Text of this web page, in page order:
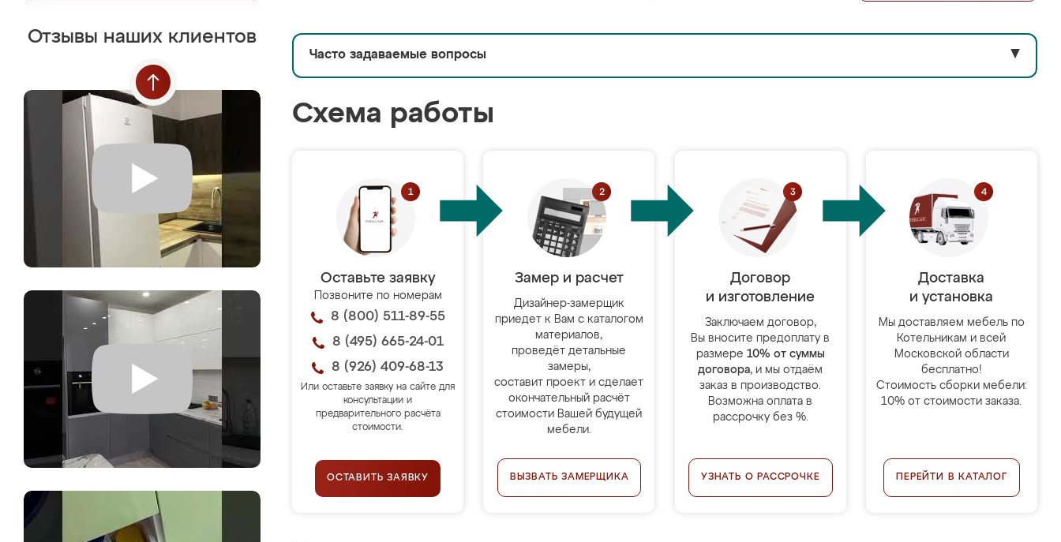
Отзывы наших клиентов
Часто задаваемые вопросы ▼
Схема работы
Оставьте заявку
Позвоните по номерам
8 (800) 511-89-55
8 (495) 665-24-01
8 (926) 409-68-13
Или оставьте заявку на сайте для
консультации и
предварительного расчёта
стоимости.
ОСТАВИТЬ ЗАЯВКУ
Замер и расчет
Дизайнер-замерщик
приедет к Вам с каталогом
материалов,
проведёт детальные
замеры,
составит проект и сделает
окончательный расчёт
стоимости Вашей будущей
мебели.
ВЫЗВАТЬ ЗАМЕРЩИКА
Договор
и изготовление
Заключаем договор,
Вы вносите предоплату в
размере 10% от суммы
договора, и мы отдаём
заказ в производство.
Возможна оплата в
рассрочку без %.
УЗНАТЬ О РАССРОЧКЕ
Доставка
и установка
Мы доставляем мебель по
Котельникам и всей
Московской области
бесплатно!
Стоимость сборки мебели:
10% от стоимости заказа.
ПЕРЕЙТИ В КАТАЛОГ